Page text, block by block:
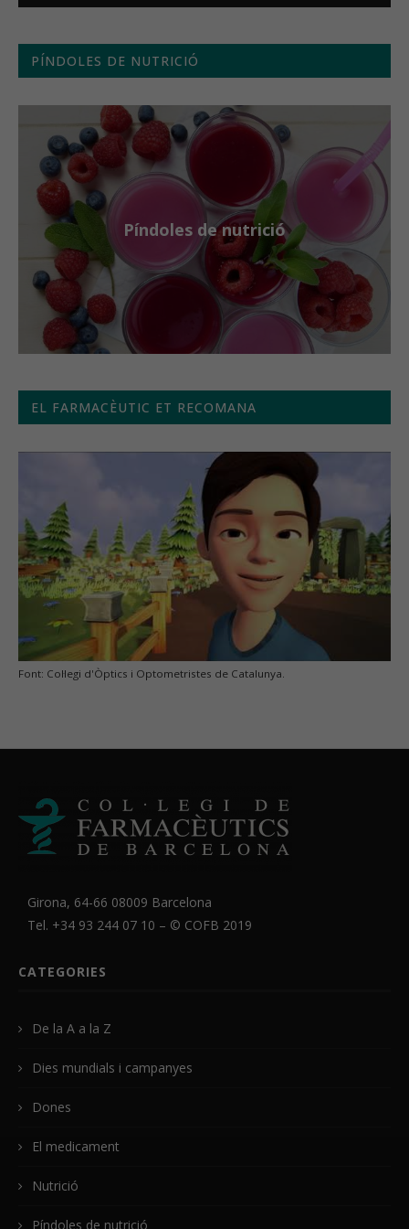
PÍNDOLES DE NUTRICIÓ
Píndoles de nutrició
EL FARMACÈUTIC ET RECOMANA
Font: Col·legi d'Òptics i Optometristes de Catalunya.
Girona, 64-66 08009 Barcelona
Tel. +34 93 244 07 10 – © COFB 2019
CATEGORIES
De la A a la Z
Dies mundials i campanyes
Dones
El medicament
Nutrició
Píndoles de nutrició